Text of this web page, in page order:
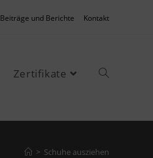
Beiträge und Berichte Kontakt
Zertifikate
> Schuhe ausziehen